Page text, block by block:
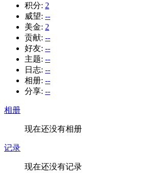
积分: 2
威望: --
美金: 2
贡献: --
好友: --
主题: --
日志: --
相册: --
分享: --
相册
现在还没有相册
记录
现在还没有记录